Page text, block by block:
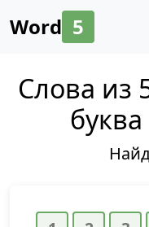
Word 5
Слова из